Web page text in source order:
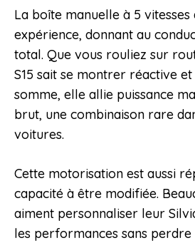
La boîte manuelle à 5
expérience, donnant au
total. Que vous rouliez sur
S15 sait se montrer réactive et
somme, elle allie puissance
brut, une combinaison rare
voitures.
Cette motorisation est aussi
capacité à être modifiée.
aiment personnaliser leur
les performances sans perdre